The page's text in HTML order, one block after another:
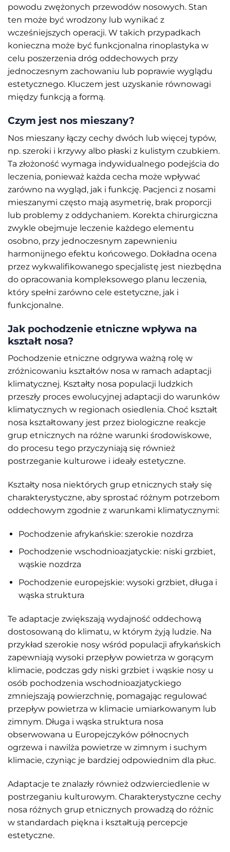
powodu zwężonych przewodów nosowych. Stan
ten może być wrodzony lub wynikać z
wcześniejszych operacji. W takich przypadkach
konieczna może być funkcjonalna rinoplastyka w
celu poszerzenia dróg oddechowych przy
jednoczesnym zachowaniu lub poprawie wyglądu
estetycznego. Kluczem jest uzyskanie równowagi
między funkcją a formą.
Czym jest nos mieszany?
Nos mieszany łączy cechy dwóch lub więcej typów,
np. szeroki i krzywy albo płaski z kulistym czubkiem.
Ta złożoność wymaga indywidualnego podejścia do
leczenia, ponieważ każda cecha może wpływać
zarówno na wygląd, jak i funkcję. Pacjenci z nosami
mieszanymi często mają asymetrię, brak proporcji
lub problemy z oddychaniem. Korekta chirurgiczna
zwykle obejmuje leczenie każdego elementu
osobno, przy jednoczesnym zapewnieniu
harmonijnego efektu końcowego. Dokładna ocena
przez wykwalifikowanego specjalistę jest niezbędna
do opracowania kompleksowego planu leczenia,
który spełni zarówno cele estetyczne, jak i
funkcjonalne.
Jak pochodzenie etniczne wpływa na
kształt nosa?
Pochodzenie etniczne odgrywa ważną rolę w
zróżnicowaniu kształtów nosa w ramach adaptacji
klimatycznej. Kształty nosa populacji ludzkich
przeszły proces ewolucyjnej adaptacji do warunków
klimatycznych w regionach osiedlenia. Choć kształt
nosa kształtowany jest przez biologiczne reakcje
grup etnicznych na różne warunki środowiskowe,
do procesu tego przyczyniają się również
postrzeganie kulturowe i ideały estetyczne.
Kształty nosa niektórych grup etnicznych stały się
charakterystyczne, aby sprostać różnym potrzebom
oddechowym zgodnie z warunkami klimatycznymi:
Pochodzenie afrykańskie: szerokie nozdrza
Pochodzenie wschodnioazjatyckie: niski grzbiet,
wąskie nozdrza
Pochodzenie europejskie: wysoki grzbiet, długa i
wąska struktura
Te adaptacje zwiększają wydajność oddechową
dostosowaną do klimatu, w którym żyją ludzie. Na
przykład szerokie nosy wśród populacji afrykańskich
zapewniają wysoki przepływ powietrza w gorącym
klimacie, podczas gdy niski grzbiet i wąskie nosy u
osób pochodzenia wschodnioazjatyckiego
zmniejszają powierzchnię, pomagając regulować
przepływ powietrza w klimacie umiarkowanym lub
zimnym. Długa i wąska struktura nosa
obserwowana u Europejczyków północnych
ogrzewa i nawilża powietrze w zimnym i suchym
klimacie, czyniąc je bardziej odpowiednim dla płuc.
Adaptacje te znalazły również odzwierciedlenie w
postrzeganiu kulturowym. Charakterystyczne cechy
nosa różnych grup etnicznych prowadzą do różnic
w standardach piękna i kształtują percepcje
estetyczne.